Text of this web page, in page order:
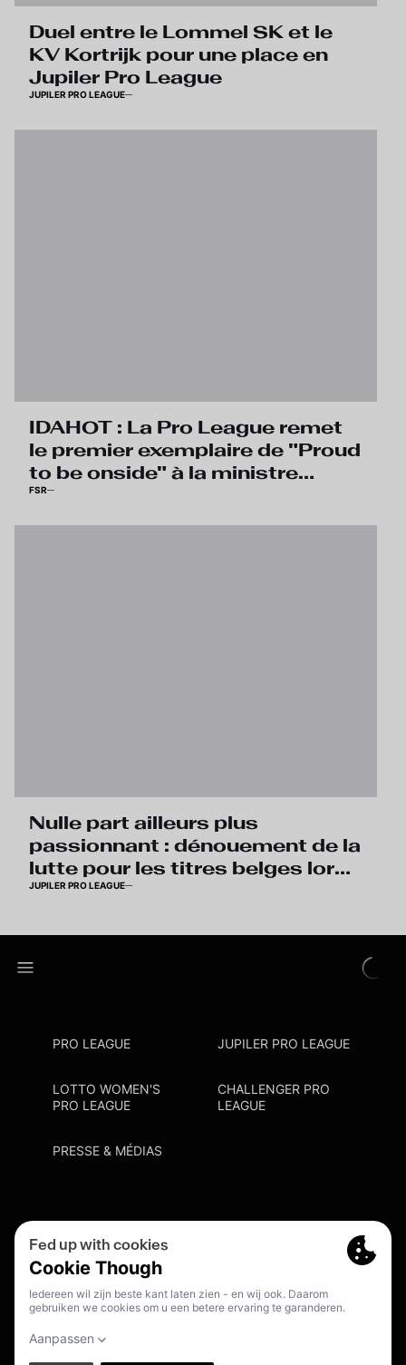
Duel entre le Lommel SK et le
KV Kortrijk pour une place en
Jupiler Pro League
JUPILER PRO LEAGUE
IDAHOT : La Pro League remet
le premier exemplaire de "Proud
to be onside" à la ministre
flamande pour l’égalité des
FSR
Nulle part ailleurs plus
passionnant : dénouement de la
lutte pour les titres belges lors
de la dernière journée
JUPILER PRO LEAGUE
PRO LEAGUE JUPILER PRO LEAGUE
LOTTO WOMEN'S
PRO LEAGUE
CHALLENGER PRO
LEAGUE
PRESSE & MÉDIAS
Cookie Policy
Point De Contact Discrimination